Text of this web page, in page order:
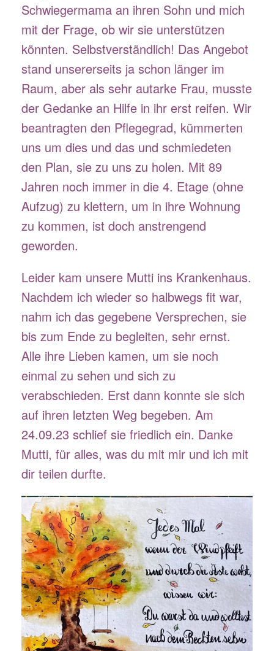
Schwiegermama an ihren Sohn und mich
mit der Frage, ob wir sie unterstützen
könnten. Selbstverständlich! Das Angebot
stand unsererseits ja schon länger im
Raum, aber als sehr autarke Frau, musste
der Gedanke an Hilfe in ihr erst reifen. Wir
beantragten den Pflegegrad, kümmerten
uns um dies und das und schmiedeten
den Plan, sie zu uns zu holen. Mit 89
Jahren noch immer in die 4. Etage (ohne
Aufzug) zu klettern, um in ihre Wohnung
zu kommen, ist doch anstrengend
geworden.
Leider kam unsere Mutti ins Krankenhaus.
Nachdem ich wieder so halbwegs fit war,
nahm ich das gegebene Versprechen, sie
bis zum Ende zu begleiten, sehr ernst.
Alle ihre Lieben kamen, um sie noch
einmal zu sehen und sich zu
verabschieden. Erst dann konnte sie sich
auf ihren letzten Weg begeben. Am
24.09.23 schlief sie friedlich ein. Danke
Mutti, für alles, was du mit mir und ich mit
dir teilen durfte.